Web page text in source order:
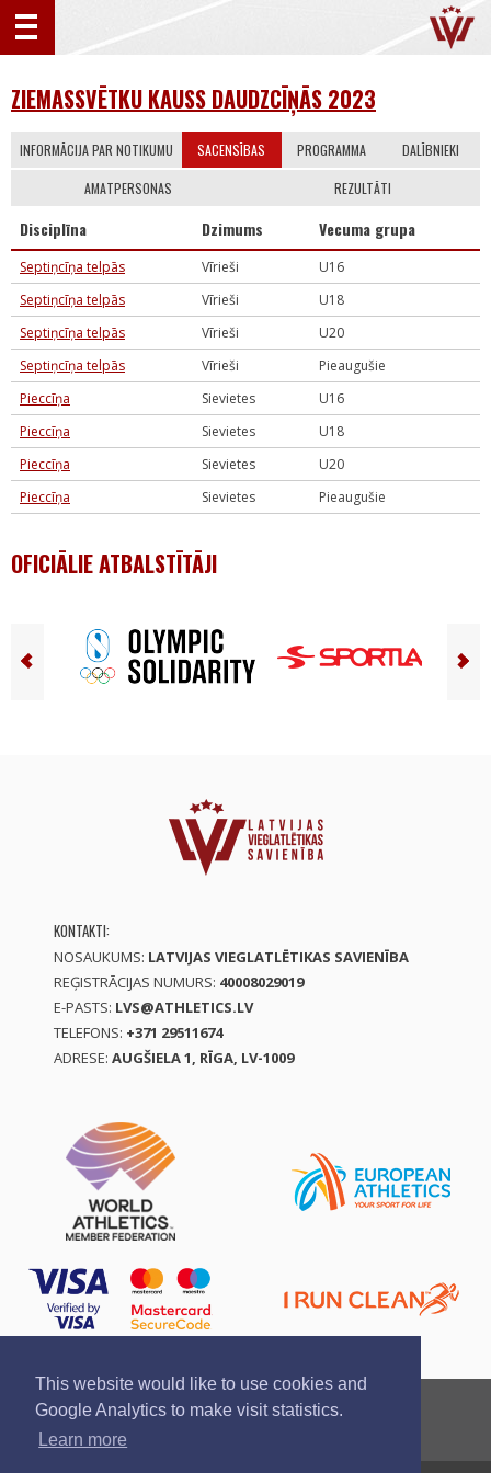
This website would like to use cookies and
Google Analytics to make visit statistics.
Learn more
ZIEMASSVĒTKU KAUSS DAUDZCĪŅĀS 2023
INFORMĀCIJA PAR NOTIKUMU SACENSĪBAS PROGRAMMA DALĪBNIEKI
AMATPERSONAS REZULTĀTI
Disciplīna Dzimums Vecuma grupa
Septiņcīņa telpās Vīrieši
U16
Septiņcīņa telpās
Vīrieši
U18
Septiņcīņa telpās
Vīrieši
U20
Septiņcīņa telpās
Vīrieši
Pieaugušie
Pieccīņa
Sievietes
U16
Pieccīņa
Sievietes
U18
Pieccīņa
Sievietes
U20
Pieccīņa
Sievietes Pieaugušie
OFICIĀLIE ATBALSTĪTĀJI
KONTAKTI:
NOSAUKUMS: LATVIJAS VIEGLATLĒTIKAS SAVIENĪBA
REĢISTRĀCIJAS NUMURS: 40008029019
E-PASTS: LVS@ATHLETICS.LV
TELEFONS: +371 29511674
ADRESE: AUGŠIELA 1, RĪGA, LV-1009
Ziņo par pārkāpumu
Privātuma politika
Pirkšanas un atgriešanas noteikumi